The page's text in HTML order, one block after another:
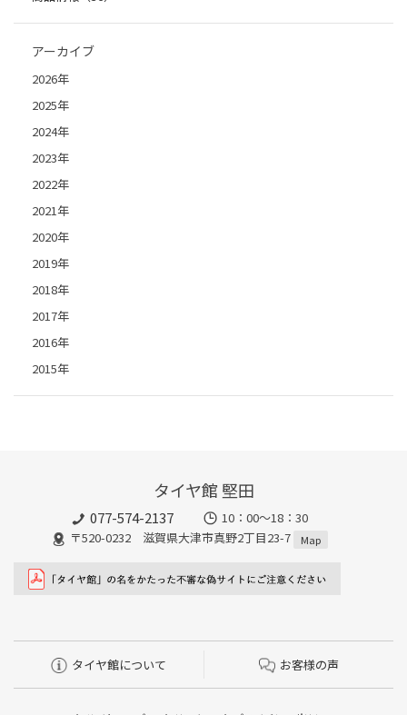
アーカイブ
2026年
2025年
2024年
2023年
2022年
2021年
2020年
2019年
2018年
2017年
2016年
2015年
タイヤ館 堅田
077-574-2137
10：00～18：30
〒520-0232 滋賀県大津市真野2丁目23-7
Map
タイヤ館について お客様の声